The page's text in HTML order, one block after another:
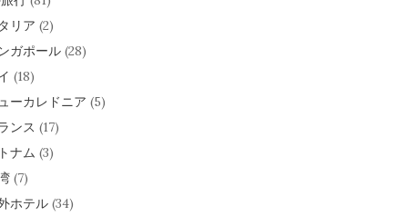
リア (2)
ガポール(28)
(18)
ーカレドニア (5)
ンス (17)
ナム (3)
(7)
ホテル(34)